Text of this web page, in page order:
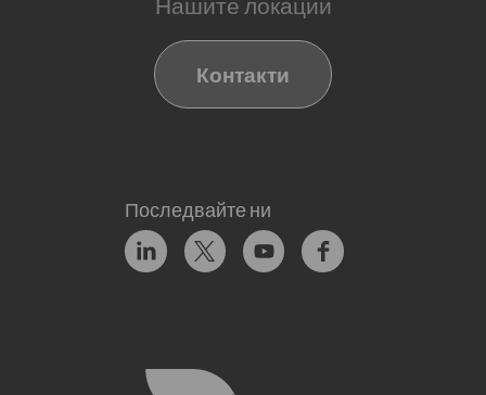
Контакти
Последвайте ни